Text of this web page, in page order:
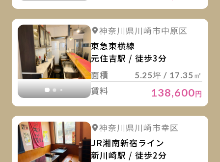
詳細を見る 詳細を見る
神奈川県川崎市中原区
東急東横線
元住吉駅 / 徒歩3分
面積
5.25坪 / 17.35㎡
賃料 138,600円
詳細を見る 詳細を見る
神奈川県川崎市幸区
JR湘南新宿ライン
新川崎駅 / 徒歩2分